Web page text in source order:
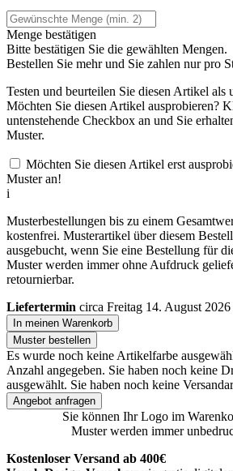
Menge bestätigen
Bitte bestätigen Sie die gewählten Mengen.
Bestellen Sie mehr und Sie zahlen nurpro
Testen und beurteilen Sie diesen Artikel als
Möchten Sie diesen Artikel ausprobieren?
untenstehende Checkbox an und Sie
Muster.
Möchten Sie diesen Artikel erst
Muster an!
i
Musterbestellungen bis zu einem
kostenfrei. Musterartikel über diesem
ausgebucht, wenn Sie eine Bestellung für
Muster werden immer ohne Aufdruck
retournierbar.
Liefertermin circa Freitag 14. August 2026
In meinen Warenkorb
Muster bestellen
Es wurde noch keine Artikelfarbe
Anzahl angegeben. Sie haben noch keine
ausgewählt. Sie haben noch keine
Angebot anfragen
Sie können Ihr Logo im
Muster werden immer
Kostenloser Versand ab 400€